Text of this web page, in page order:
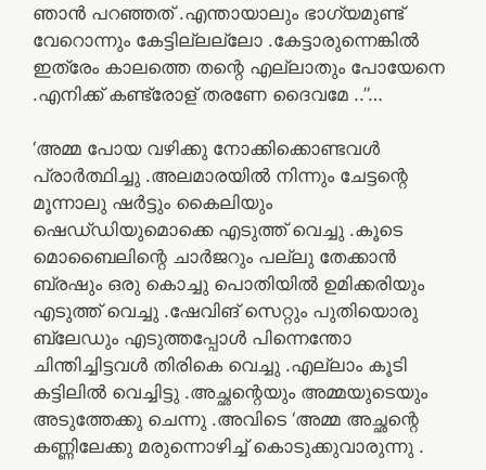
ഞാൻ പറഞ്ഞത് .എന്തായാലും ഭാഗ്യമുണ്ട്
വേറൊന്നും കേട്ടില്ലല്ലോ .കേട്ടാരുന്നെങ്കിൽ
ഇത്രേം കാലത്തെ തന്റെ എല്ലാതും പോയേനെ
.എനിക്ക് കണ്ട്രോള് തരണേ ദൈവമേ ..”…
‘അമ്മ പോയ വഴിക്കു നോക്കിക്കൊണ്ടവൾ
പ്രാർത്ഥിച്ചു .അലമാരയിൽ നിന്നും ചേട്ടന്റെ
മൂന്നാലു ഷർട്ടും കൈലിയും
ഷെഡ്‌ഡിയുമൊക്കെ എടുത്ത് വെച്ചു .കൂടെ
മൊബൈലിന്റെ ചാർജറും പല്ലു തേക്കാൻ
ബ്രഷും ഒരു കൊച്ചു പൊതിയിൽ ഉമിക്കരിയും
എടുത്ത് വെച്ചു .ഷേവിങ് സെറ്റും പുതിയൊരു
ബ്ലേഡും എടുത്തപ്പോൾ പിന്നെന്തോ
ചിന്തിച്ചിട്ടവൾ തിരികെ വെച്ചു .എല്ലാം കൂടി
കട്ടിലിൽ വെച്ചിട്ടു .അച്ഛന്റെയും അമ്മയുടെയും
അടുത്തേക്കു ചെന്നു .അവിടെ ‘അമ്മ അച്ഛന്റെ
കണ്ണിലേക്കു മരുന്നൊഴിച്ച് കൊടുക്കുവാരുന്നു .